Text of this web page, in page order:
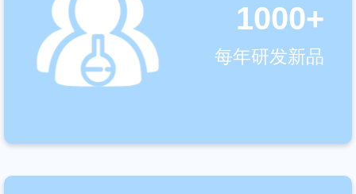
1000+
每年研发新品